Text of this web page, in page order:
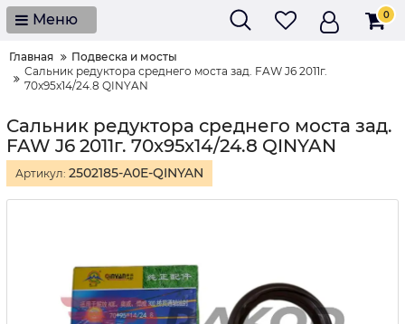
Меню 0
Главная
Подвеска и мосты
Сальник редуктора среднего моста зад. FAW J6 2011г.
70x95x14/24.8 QINYAN
Сальник редуктора среднего моста зад.
FAW J6 2011г. 70x95x14/24.8 QINYAN
Артикул: 2502185-A0E-QINYAN